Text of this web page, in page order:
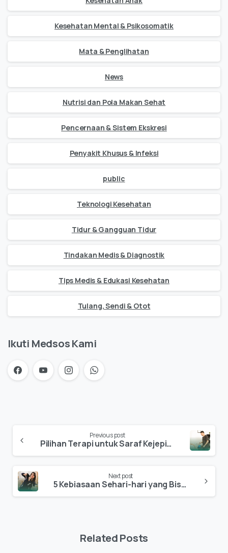
Kesehatan Mental & Psikosomatik
Mata & Penglihatan
News
Nutrisi dan Pola Makan Sehat
Pencernaan & Sistem Ekskresi
Penyakit Khusus & Infeksi
public
Teknologi Kesehatan
Tidur & Gangguan Tidur
Tindakan Medis & Diagnostik
Tips Medis & Edukasi Kesehatan
Tulang, Sendi & Otot
Ikuti Medsos Kami
Previous post
Pilihan Terapi untuk Saraf Kejepit: Dari Obat Hingga Fisioterapi
Next post
5 Kebiasaan Sehari-hari yang Bisa Menyebabkan Saraf Kejepit
Related Posts